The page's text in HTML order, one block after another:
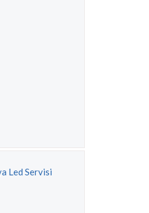
Led Servisi